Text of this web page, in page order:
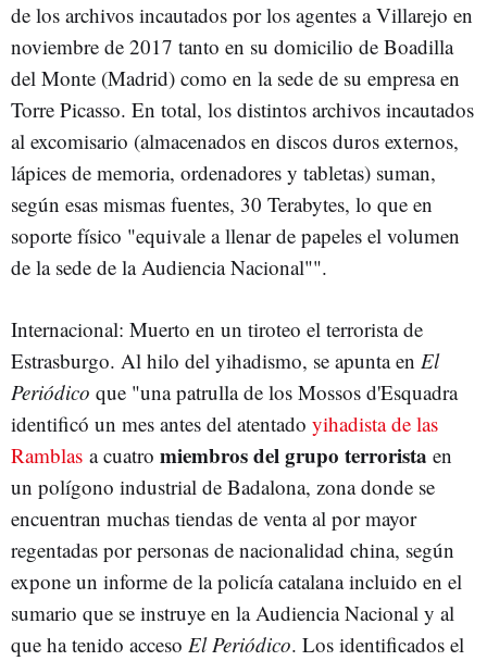
de los archivos incautados por los agentes a Villarejo en
noviembre de 2017 tanto en su domicilio de Boadilla
del Monte (Madrid) como en la sede de su empresa en
Torre Picasso. En total, los distintos archivos incautados
al excomisario (almacenados en discos duros externos,
lápices de memoria, ordenadores y tabletas) suman,
según esas mismas fuentes, 30 Terabytes, lo que en
soporte físico "equivale a llenar de papeles el volumen
de la sede de la Audiencia Nacional"".
Internacional: Muerto en un tiroteo el terrorista de
Estrasburgo. Al hilo del yihadismo, se apunta en El
Periódico que "una patrulla de los Mossos d'Esquadra
identificó un mes antes del atentado yihadista de las
Ramblas a cuatro miembros del grupo terrorista en
un polígono industrial de Badalona, zona donde se
encuentran muchas tiendas de venta al por mayor
regentadas por personas de nacionalidad china, según
expone un informe de la policía catalana incluido en el
sumario que se instruye en la Audiencia Nacional y al
que ha tenido acceso El Periódico. Los identificados el